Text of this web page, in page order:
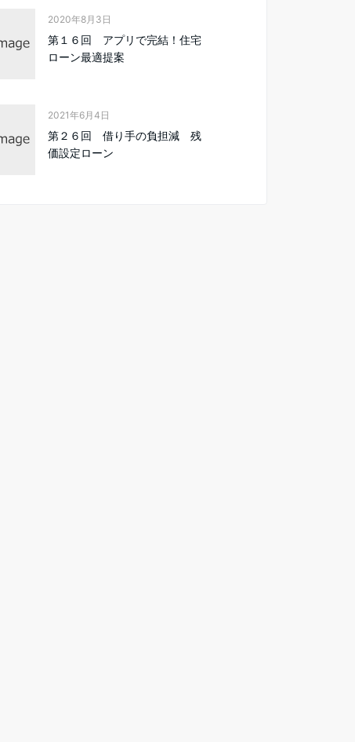
2020年8月3日
第１６回 アプリで完結！住宅
ローン最適提案
2021年6月4日
第２６回 借り手の負担減 残
価設定ローン